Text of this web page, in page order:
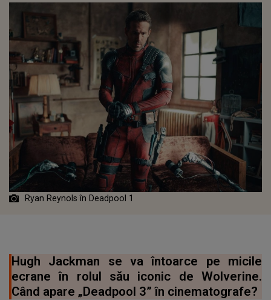
Ryan Reynols în Deadpool 1
Hugh Jackman se va întoarce pe micile
ecrane în rolul său iconic de Wolverine.
Când apare „Deadpool 3” în cinematografe?